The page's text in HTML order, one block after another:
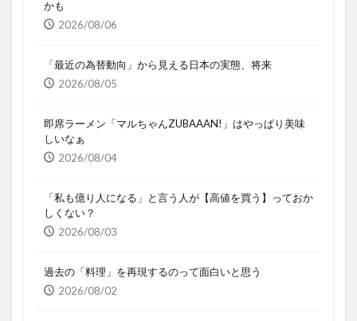
かも
2026/08/06
「最近の為替動向」から見える日本の実態、将来
2026/08/05
即席ラーメン「マルちゃんZUBAAAN!」はやっぱり美味
しいなぁ
2026/08/04
「私も億り人になる」と言う人が【高値を買う】っておか
しくない？
2026/08/03
過去の「料理」を再現するのって面白いと思う
2026/08/02